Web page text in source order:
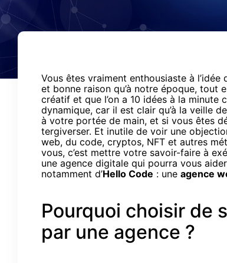
Vous êtes vraiment enthousiaste à
et bonne raison qu’à notre époque, tout
créatif et que l’on a 10 idées à la
dynamique, car il est clair qu’à la veille
à votre portée de main, et si vous êtes
tergiverser. Et inutile de voir une
web, du code, cryptos, NFT et autres
vous, c’est mettre votre savoir-faire à
une agence digitale qui pourra vous
notamment d’Hello Code : une agence
Pourquoi choisir de
par une agence ?